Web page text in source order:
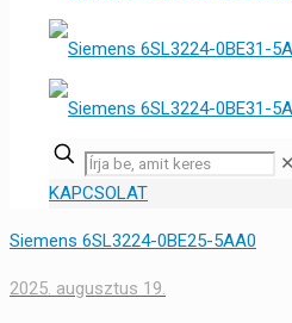
✕
KAPCSOLAT
Siemens 6SL3224-0BE25-5AA0
2025. augusztus 19.